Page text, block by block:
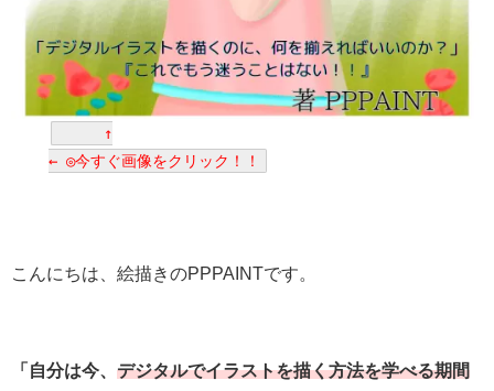
↑
← ◎今すぐ画像をクリック！！
こんにちは、絵描きのPPPAINTです。
「自分は今、 デジタルでイラストを描く方法を学べる期間